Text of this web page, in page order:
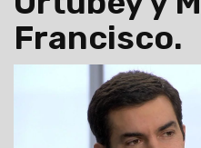
Francisco.